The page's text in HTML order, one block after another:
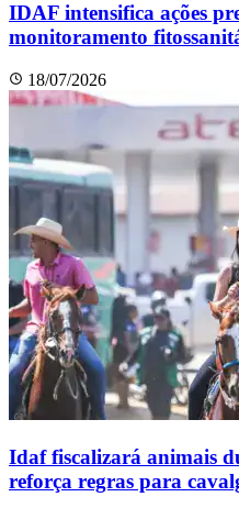
IDAF intensifica ações
monitoramento
18/07/2026
Idaf fiscalizará animais
reforça regras para